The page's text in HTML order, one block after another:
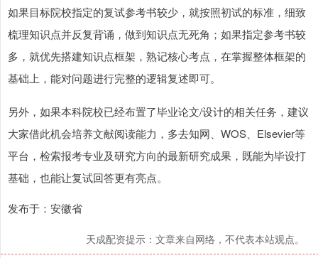
如果目标院校指定的复试参考书较少，就按照初试的标准，细致
梳理知识点并反复背诵，做到知识点无死角；如果指定参考书较
多，就优先搭建知识点框架，熟记核心考点，在掌握整体框架的
基础上，能对问题进行完整的逻辑复述即可。
另外，如果本科院校已经布置了毕业论文/设计的相关任务，建议
大家借此机会培养文献阅读能力，多去知网、WOS、Elsevier等
平台，检索报考专业及研究方向的最新研究成果，既能为毕设打
基础，也能让复试回答更有亮点。
发布于：安徽省
天成配资提示：文章来自网络，不代表本站观点。